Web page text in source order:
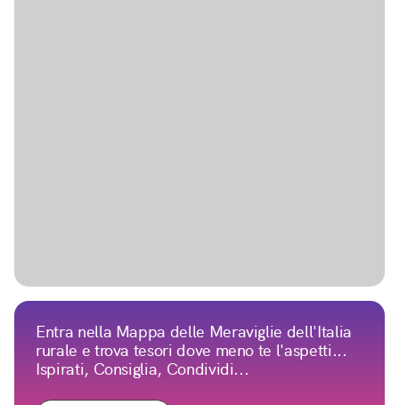
Entra nella Mappa delle Meraviglie dell'Italia
rurale e trova tesori dove meno te l'aspetti...
Ispirati, Consiglia, Condividi...